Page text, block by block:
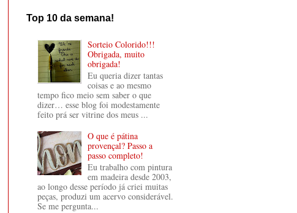
Top 10 da semana!
Sorteio Colorido!!!
Obrigada, muito
obrigada!
Eu queria dizer tantas
coisas e ao mesmo
tempo fico meio sem saber o que
dizer… esse blog foi modestamente
feito prá ser vitrine dos meus ...
O que é pátina
provençal? Passo a
passo completo!
Eu trabalho com pintura
em madeira desde 2003,
ao longo desse período já criei muitas
peças, produzi um acervo considerável.
Se me pergunta...